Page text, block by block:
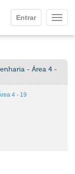
Entrar
- Área 4 -
4 - 19